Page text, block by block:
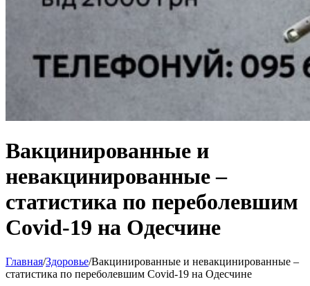
Вакцинированные и
невакцинированные –
статистика по переболевшим
Covid-19 на Одесчине
Главная/Здоровье/Вакцинированные и невакцинированные –
статистика по переболевшим Covid-19 на Одесчине